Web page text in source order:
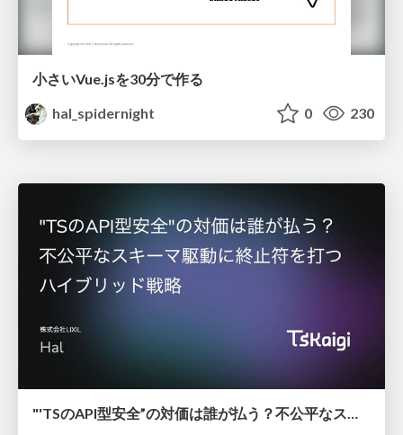
小さいVue.jsを30分で作る
hal_spidernight
0 230
"'TSのAPI型安全”の対価は誰が払う？不公平なスキーマ駆動に終止符を打つハイブリッド戦略